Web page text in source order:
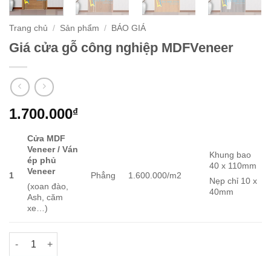
Trang chủ / Sản phẩm / BÁO GIÁ
Giá cửa gỗ công nghiệp MDFVeneer
1.700.000₫
1
Cửa MDF
Veneer / Ván
ép phủ
Veneer
(xoan đào,
Ash, căm
xe…)
Phẳng 1.600.000/m2
Khung bao
40 x 110mm
Nẹp chỉ 10 x
40mm
Giá cửa gỗ công nghiệp MDFVeneer số lượng